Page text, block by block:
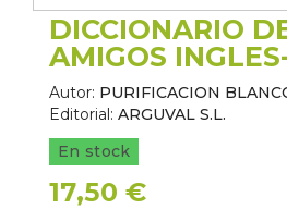
DICCIONARIO
AMIGOS
Autor: PURIFICACION
Editorial: ARGUVAL S.L.
En stock
17,50 €